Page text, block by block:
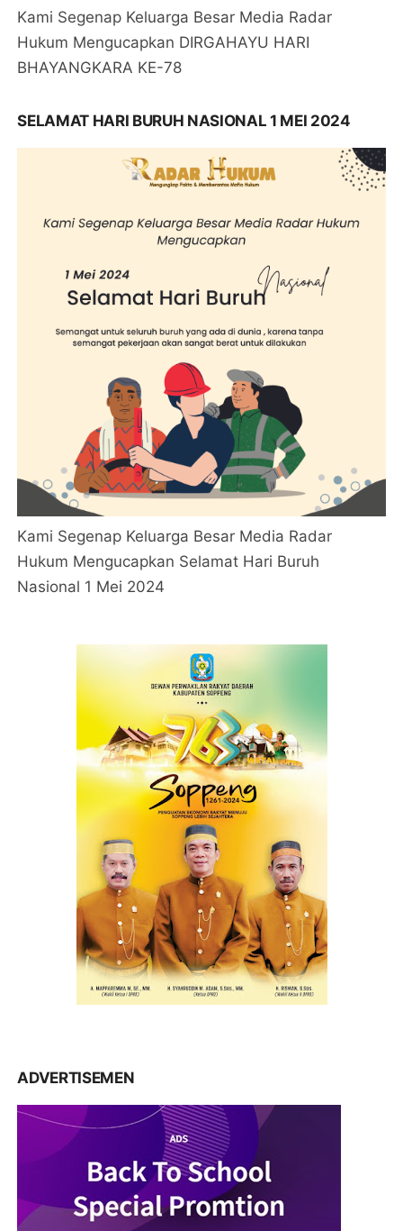
Kami Segenap Keluarga Besar Media Radar
Hukum Mengucapkan DIRGAHAYU HARI
BHAYANGKARA KE-78
SELAMAT HARI BURUH NASIONAL 1 MEI 2024
Kami Segenap Keluarga Besar Media Radar
Hukum Mengucapkan Selamat Hari Buruh
Nasional 1 Mei 2024
ADVERTISEMEN